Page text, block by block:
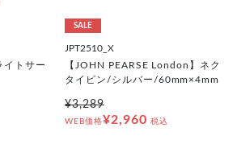
イトサー
SALE
JPT2510_X
【JOHN PEARSE London】ネク
タイピン/シルバー/60mm×4mm
¥3,289
WEB価格¥2,960 税込